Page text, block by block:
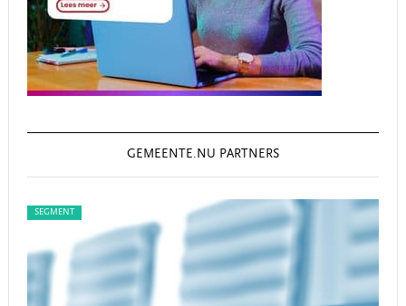
GEMEENTE.NU PARTNERS
SEGMENT